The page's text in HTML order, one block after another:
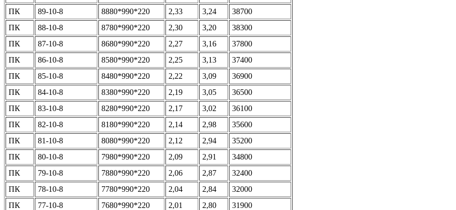
ПК
89-10-8 8880*990*220 2,33 3,24
38700
ПК
88-10-8 8780*990*220 2,30 3,20
38300
ПК
87-10-8 8680*990*220 2,27 3,16
37800
ПК
86-10-8 8580*990*220 2,25 3,13
37400
ПК
85-10-8 8480*990*220 2,22 3,09
36900
ПК
84-10-8 8380*990*220 2,19 3,05
36500
ПК
83-10-8 8280*990*220 2,17 3,02
36100
ПК
82-10-8 8180*990*220 2,14 2,98
35600
ПК
81-10-8 8080*990*220 2,12 2,94
35200
ПК
80-10-8 7980*990*220 2,09 2,91
34800
ПК
79-10-8 7880*990*220 2,06 2,87
32400
ПК
78-10-8 7780*990*220 2,04 2,84
32000
ПК
77-10-8 7680*990*220 2,01 2,80
31900